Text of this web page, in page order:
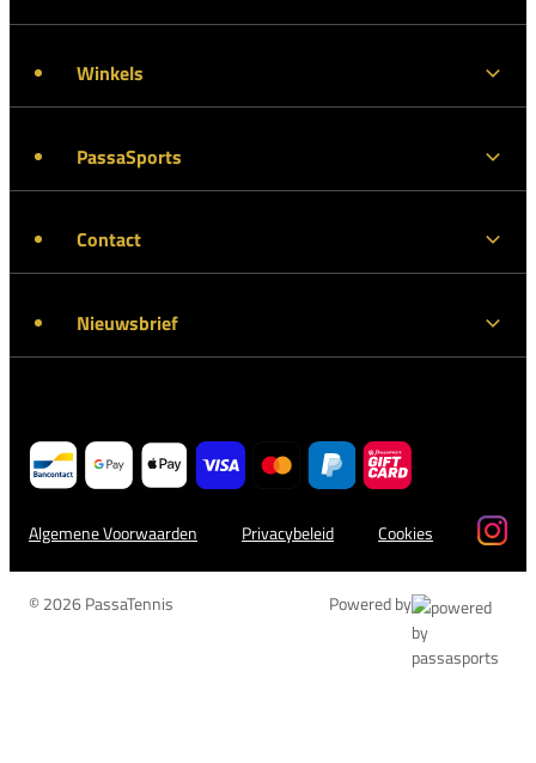
Winkels
PassaSports
Contact
Nieuwsbrief
Algemene Voorwaarden Privacybeleid Cookies
© 2026 PassaTennis Powered by